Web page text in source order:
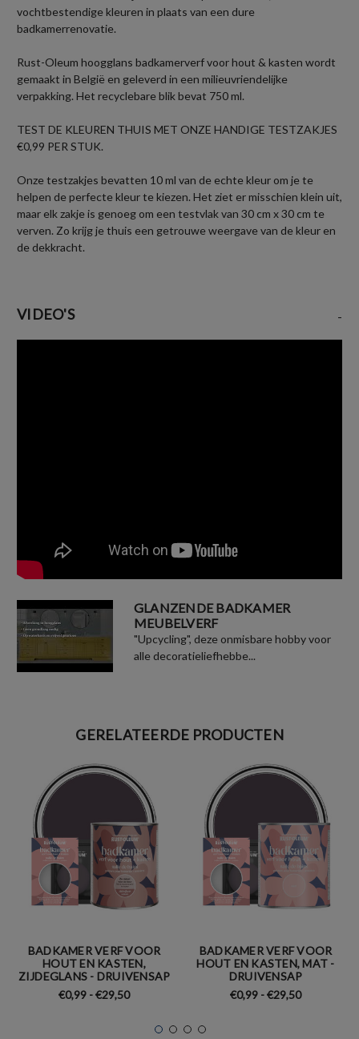
vochtbestendige kleuren in plaats van een dure
badkamerrenovatie.
Rust-Oleum hoogglans badkamerverf voor hout & kasten wordt
gemaakt in België en geleverd in een milieuvriendelijke
verpakking. Het recyclebare blik bevat 750 ml.
TEST DE KLEUREN THUIS MET ONZE HANDIGE TESTZAKJES
€0,99 PER STUK.
Onze testzakjes bevatten 10 ml van de echte kleur om je te
helpen de perfecte kleur te kiezen. Het ziet er misschien klein uit,
maar elk zakje is genoeg om een testvlak van 30 cm x 30 cm te
verven. Zo krijg je thuis een getrouwe weergave van de kleur en
de dekkracht.
VIDEO'S -
GLANZENDE BADKAMER
MEUBELVERF
"Upcycling", deze onmisbare hobby voor
alle decoratieliefhebbe...
GERELATEERDE PRODUCTEN
BADKAMER VERF VOOR
HOUT EN KASTEN,
ZIJDEGLANS - DRUIVENSAP
€0,99 - €29,50
BADKAMER VERF VOOR
HOUT EN KASTEN, MAT -
DRUIVENSAP
€0,99 - €29,50